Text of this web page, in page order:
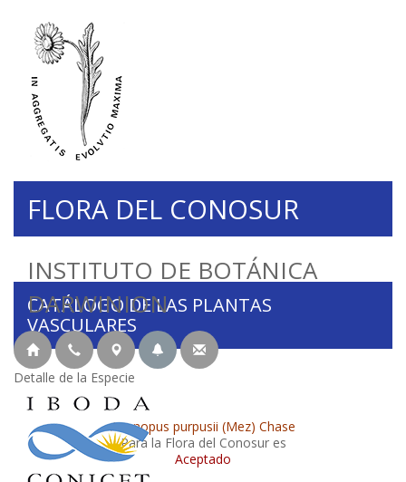
INSTITUTO DE BOTÁNICA
DARWINION
FLORA DEL CONOSUR
CATÁLOGO DE LAS PLANTAS
VASCULARES
Detalle de la Especie
Axonopus purpusii (Mez) Chase
Para la Flora del Conosur es
Aceptado